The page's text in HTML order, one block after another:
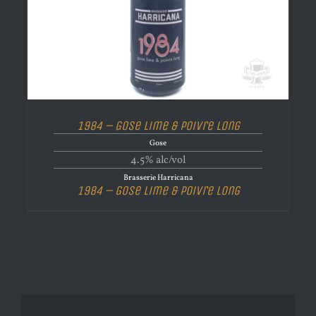
1984 – Gose Lime & Poivre Long
Gose
4.5% alc/vol
Brasserie Harricana
1984 – Gose Lime & Poivre Long